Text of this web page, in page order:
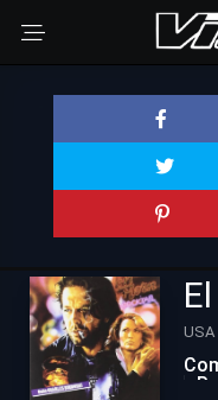
USA